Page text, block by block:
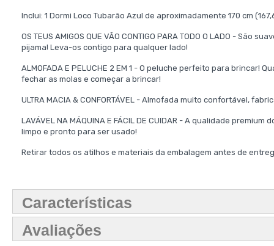
Inclui: 1 Dormi Loco Tubarão Azul de aproximadamente 170 cm
OS TEUS AMIGOS QUE VÃO CONTIGO PARA TODO O LADO -
pijama! Leva-os contigo para qualquer lado!
ALMOFADA E PELUCHE 2 EM 1 - O peluche perfeito para
fechar as molas e começar a brincar!
ULTRA MACIA & CONFORTÁVEL - Almofada muito confortável,
LAVÁVEL NA MÁQUINA E FÁCIL DE CUIDAR - A qualidade
limpo e pronto para ser usado!
Retirar todos os atilhos e materiais da embalagem antes de
Características
Avaliações